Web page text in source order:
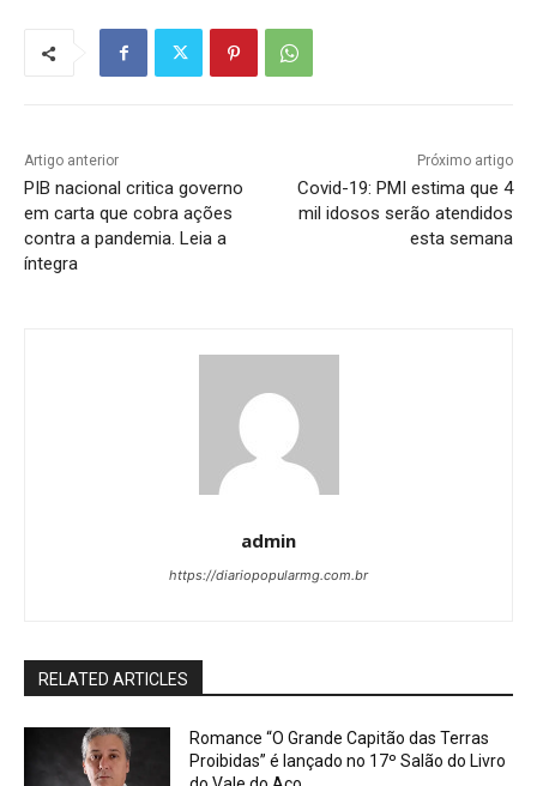
Artigo anterior
PIB nacional critica governo
em carta que cobra ações
contra a pandemia. Leia a
íntegra
Próximo artigo
Covid-19: PMI estima que 4
mil idosos serão atendidos
esta semana
admin
https://diariopopularmg.com.br
RELATED ARTICLES
Romance “O Grande Capitão das Terras
Proibidas” é lançado no 17º Salão do Livro